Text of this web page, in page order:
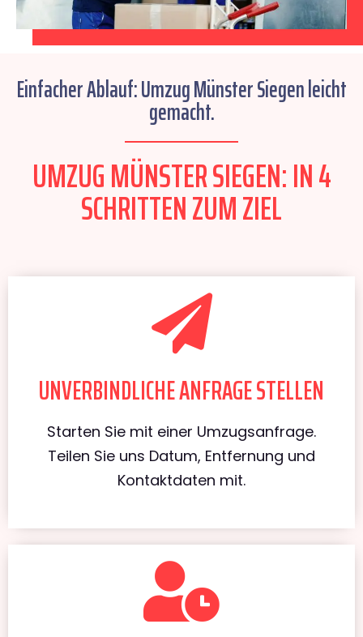
Einfacher Ablauf: Umzug Münster Siegen leicht
gemacht.
UMZUG MÜNSTER SIEGEN: IN 4
SCHRITTEN ZUM ZIEL
UNVERBINDLICHE ANFRAGE STELLEN
Starten Sie mit einer Umzugsanfrage.
Teilen Sie uns Datum, Entfernung und
Kontaktdaten mit.